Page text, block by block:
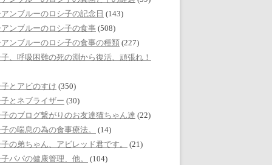
ンブルーのロシ子の記念日 (143)
ンブルーのロシ子の食事 (508)
ンブルーのロシ子の食事の種類 (227)
、呼吸困難の死の淵から復活、頑張れ！
とアビのすけ (350)
とネブライザー (30)
のブログ繋がりのお友達猫ちゃん達 (22)
の喘息の為の食事療法。
(14)
の弟ちゃん、アビレッド君です。
(21)
パパの健康管理、他。
(104)